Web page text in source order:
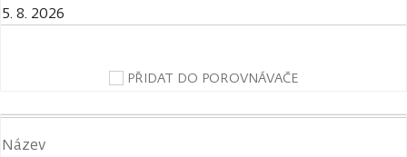
5. 8. 2026
PŘIDAT DO POROVNÁVAČE
Název